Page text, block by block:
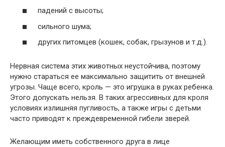
падений с высоты;
сильного шума;
других питомцев (кошек, собак, грызунов и т.д.).
Нервная система этих животных неустойчива, поэтому
нужно стараться ее максимально защитить от внешней
угрозы. Чаще всего, кроль — это игрушка в руках ребенка.
Этого допускать нельзя. В таких агрессивных для кроля
условиях излишняя пугливость, а также игры с детьми
часто приводят к преждевременной гибели зверей.
Желающим иметь собственного друга в лице